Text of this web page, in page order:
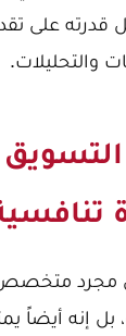
قدرته على
والتحليلات.
مجرد
بل إنه أيضاً